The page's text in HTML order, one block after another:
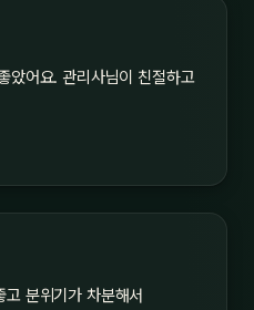
았어요. 관리사님이 친절하고
분위기가 차분해서